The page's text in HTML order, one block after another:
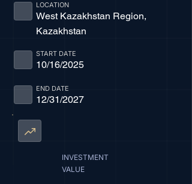
West Kazakhstan Region,
Kazakhstan
LOCATION
10/16/2025
START DATE
12/31/2027
END DATE
INVESTMENT
VALUE